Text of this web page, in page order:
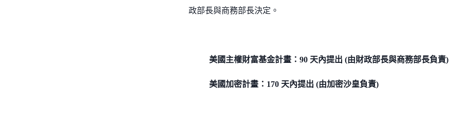
政部長與商務部長決定。
美國主權財富基金計畫：90 天內提出 (由財政部長與商務部長負責)
美國加密計畫：170 天內提出 (由加密沙皇負責)